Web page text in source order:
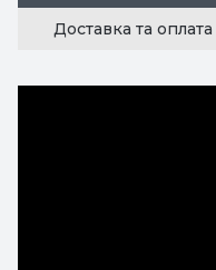
Доставка та оплата